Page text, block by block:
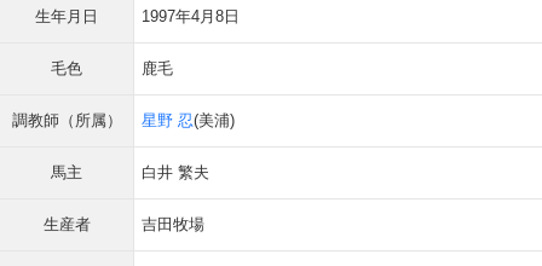
生年月日 1997年4月8日
毛色 鹿毛
調教師（所属） 星野 忍(美浦)
馬主 白井 繁夫
生産者 吉田牧場